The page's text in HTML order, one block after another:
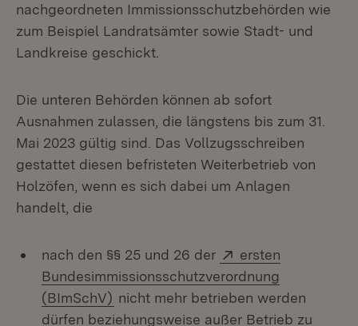
nachgeordneten Immissionsschutzbehörden wie
zum Beispiel Landratsämter sowie Stadt- und
Landkreise geschickt.
Die unteren Behörden können ab sofort
Ausnahmen zulassen, die längstens bis zum 31.
Mai 2023 gültig sind. Das Vollzugsschreiben
gestattet diesen befristeten Weiterbetrieb von
Holzöfen, wenn es sich dabei um Anlagen
handelt, die
nach den §§ 25 und 26 der Extern:
ersten
Bundesimmissionsschutzverordnung
(BImSchV) (Öffnet in neuem Fenster)
nicht mehr betrieben werden
dürfen beziehungsweise außer Betrieb zu